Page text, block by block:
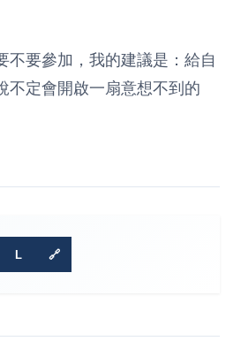
不要參加，我的建議是：給自
不定會開啟一扇意想不到的
L 🔗